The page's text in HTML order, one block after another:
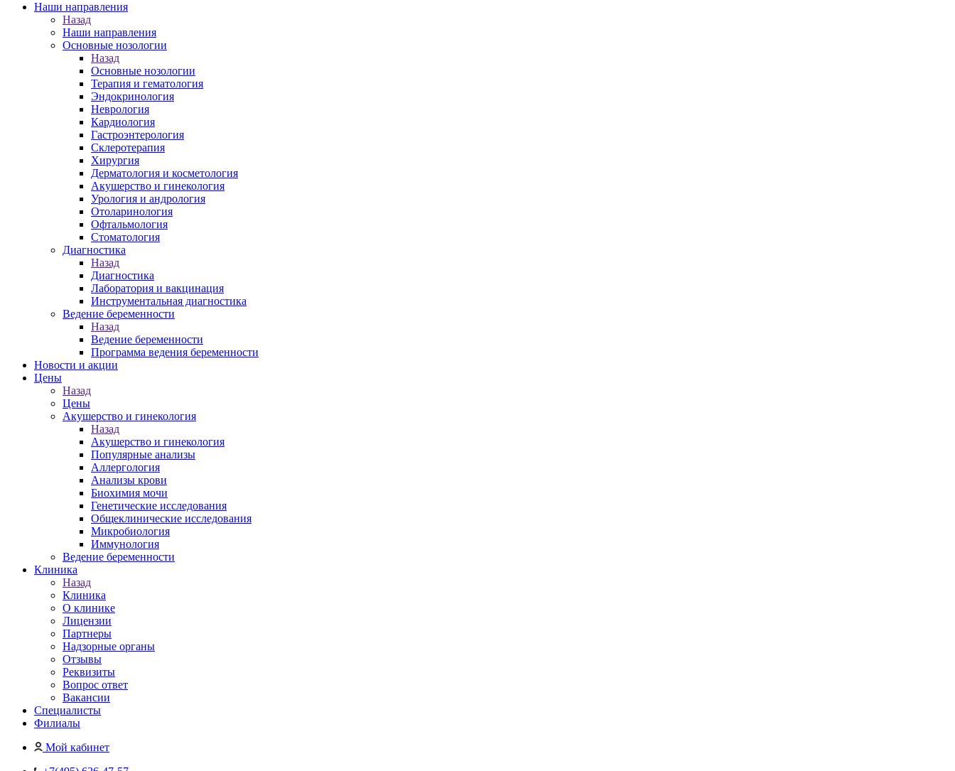
Наши направления
Назад
Наши направления
Основные нозологии
Назад
Основные нозологии
Терапия и гематология
Эндокринология
Неврология
Кардиология
Гастроэнтерология
Склеротерапия
Хирургия
Дерматология и косметология
Акушерство и гинекология
Урология и андрология
Отоларинология
Офтальмология
Стоматология
Диагностика
Назад
Диагностика
Лаборатория и вакцинация
Инструментальная диагностика
Ведение беременности
Назад
Ведение беременности
Программа ведения беременности
Новости и акции
Цены
Назад
Цены
Акушерство и гинекология
Назад
Акушерство и гинекология
Популярные анализы
Аллергология
Анализы крови
Биохимия мочи
Генетические исследования
Общеклинические исследования
Микробиология
Иммунология
Ведение беременности
Клиника
Назад
Клиника
О клинике
Лицензии
Партнеры
Надзорные органы
Отзывы
Реквизиты
Вопрос ответ
Вакансии
Специалисты
Филиалы
Мой кабинет